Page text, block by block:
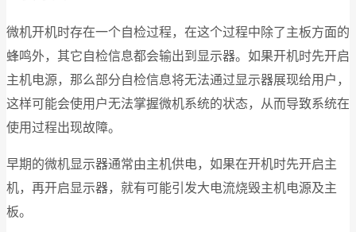
微机开机时存在一个自检过程，在这个过程中除了主板方面的
蜂鸣外，其它自检信息都会输出到显示器。如果开机时先开启
主机电源，那么部分自检信息将无法通过显示器展现给用户，
这样可能会使用户无法掌握微机系统的状态，从而导致系统在
使用过程出现故障。
早期的微机显示器通常由主机供电，如果在开机时先开启主
机，再开启显示器，就有可能引发大电流烧毁主机电源及主
板。